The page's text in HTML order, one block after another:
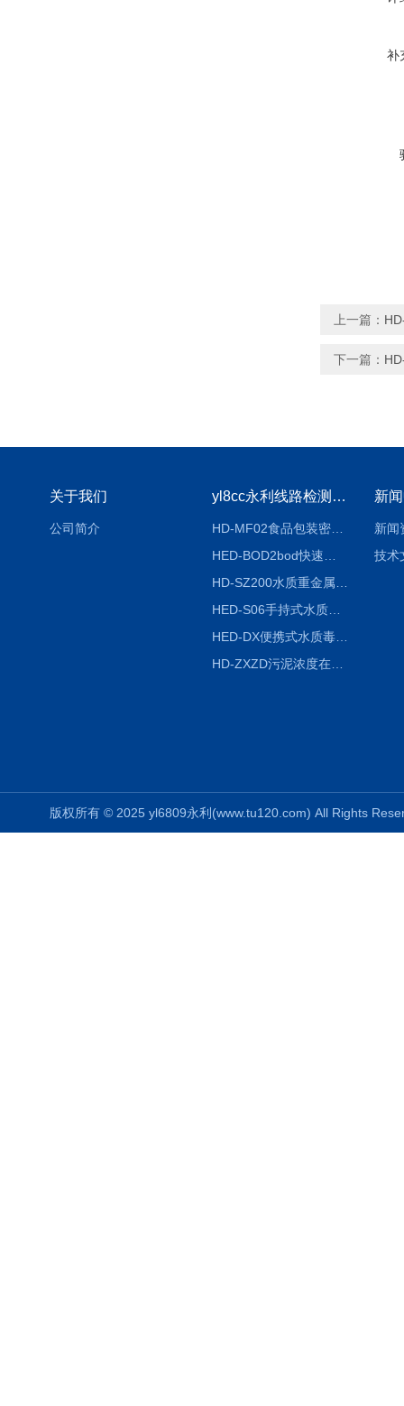
补
上一篇：
下一篇：
关于我们
公司简介
yl8cc永利线路检测中心
HD-MF02食品包装密封性检测仪
HED-S06手持式水质检测仪
HED-DX便携式水质毒性快速检测仪
HD-ZXZD污泥浓度在线监测仪
新
新闻
技术
版权所有 © 2025 yl6809永利(www.tu120.com) All Rights